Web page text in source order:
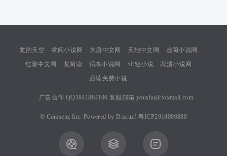
龙的天空 掌阅小说网 大唐中文网 天地中文网
趣阅小说网
红薯中文网
龙阅读 话本小说网 SF轻小说
花溪小说网
必读免费小说
广告合作 QQ1841884100 客服邮箱 youshu@foxmail.com
© Comsenz Inc. Powered byDiscuz! 粤ICP2018000888